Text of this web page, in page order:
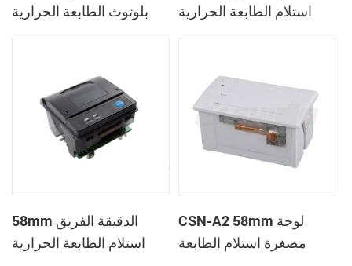
بلوتوث الطابعة الحرارية
استلام الطابعة الحرارية
58mm الدقيقة الفريق
استلام الطابعة الحرارية
CSN-A2 58mm لوحة
مصغرة استلام الطابعة